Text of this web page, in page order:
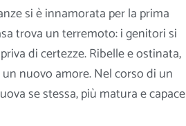
si è innamorata per la prima
trova un terremoto: i genitori si
di certezze. Ribelle e ostinata,
nuovo amore. Nel corso di un
se stessa, più matura e capace